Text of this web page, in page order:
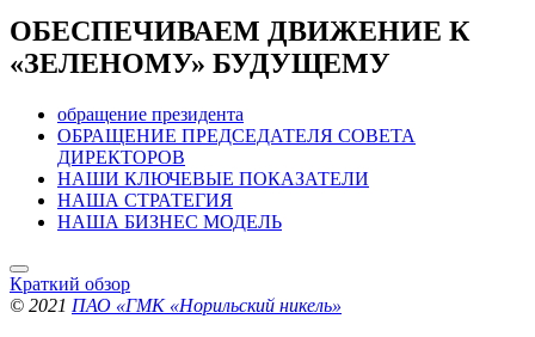
ОБЕСПЕЧИВАЕМ ДВИЖЕНИЕ К
«ЗЕЛЕНОМУ» БУДУЩЕМУ
обращение президента
ОБРАЩЕНИЕ ПРЕДСЕДАТЕЛЯ СОВЕТА
ДИРЕКТОРОВ
НАШИ КЛЮЧЕВЫЕ ПОКАЗАТЕЛИ
НАША СТРАТЕГИЯ
НАША БИЗНЕС МОДЕЛЬ
Краткий обзор
© 2021 ПАО «ГМК «Норильский никель»